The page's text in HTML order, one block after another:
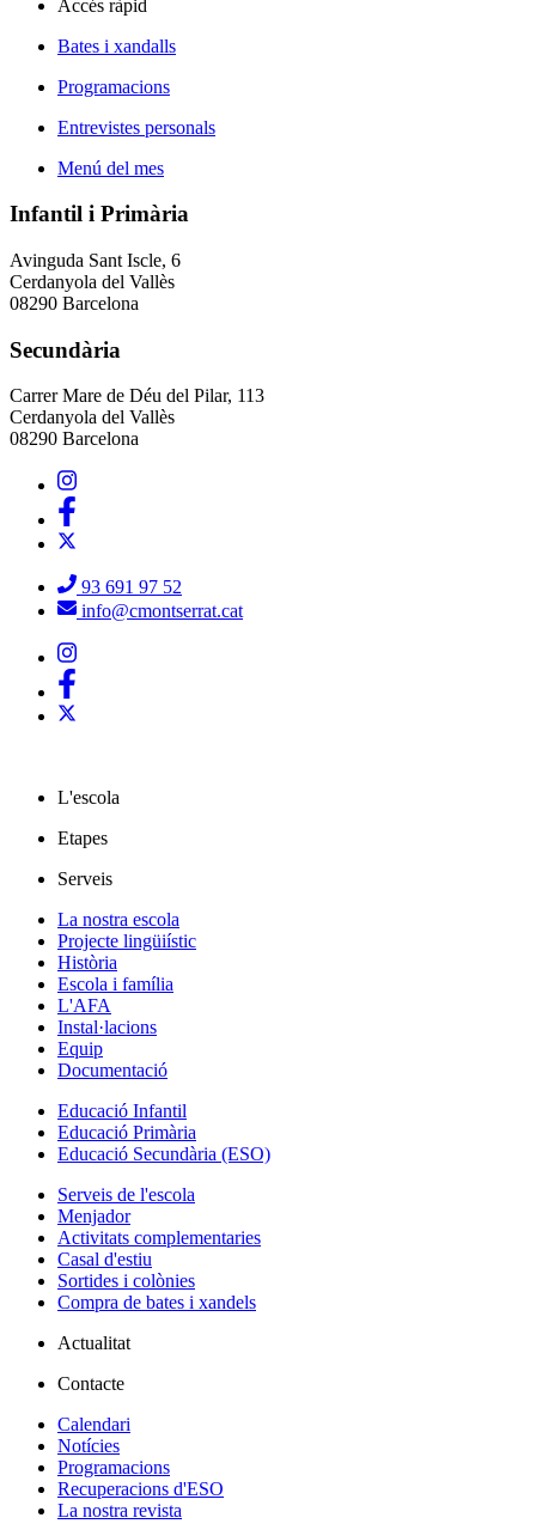
Accés ràpid
Bates i xandalls
Programacions
Entrevistes personals
Menú del mes
Infantil i Primària
Avinguda Sant Iscle, 6
Cerdanyola del Vallès
08290 Barcelona
Secundària
Carrer Mare de Déu del Pilar, 113
Cerdanyola del Vallès
08290 Barcelona
93 691 97 52
info@cmontserrat.cat
L'escola
Etapes
Serveis
La nostra escola
Projecte lingüiístic
Història
Escola i família
L'AFA
Instal·lacions
Equip
Documentació
Educació Infantil
Educació Primària
Educació Secundària (ESO)
Serveis de l'escola
Menjador
Activitats complementaries
Casal d'estiu
Sortides i colònies
Compra de bates i xandels
Actualitat
Contacte
Calendari
Notícies
Programacions
Recuperacions d'ESO
La nostra revista